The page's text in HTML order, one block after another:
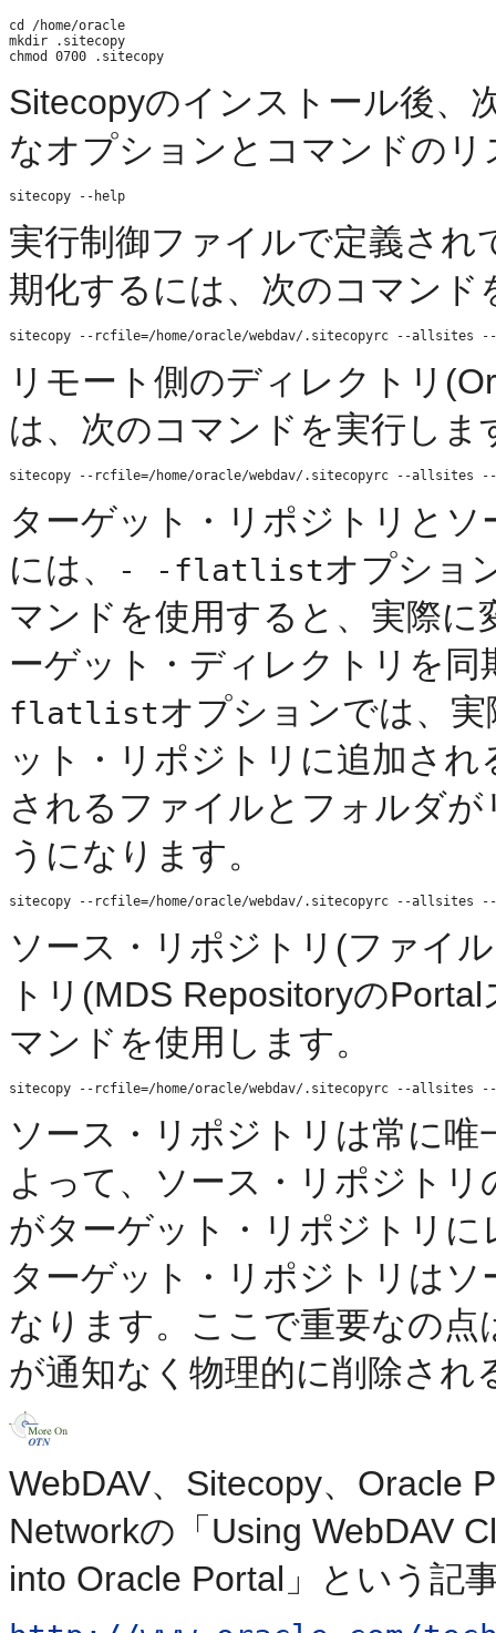
cd /home/oracle
mkdir .sitecopy
Sitecopyのインストール後、
なオプションとコマンドの
実行制御ファイルで定義さ
期化するには、次のコマンド
リモート側のディレクトリ
は、次のコマンドを実行しま
ターゲット・リポジトリと
には、
- -flatlistオプショ
マンドを使用すると、実際
ーゲット・ディレクトリを
flatlistオプションでは、
ット・リポジトリに追加さ
されるファイルとフォルダ
うになります。
ソース・リポジトリ(ファイ
トリ(MDS Repositoryの
マンドを使用します。
ソース・リポジトリは常に
よって、ソース・リポジト
がターゲット・リポジトリ
ターゲット・リポジトリは
なります。ここで重要なの
が通知なく物理的に削除され
WebDAV、Sitecopy、Oracle
Networkの「Using WebDAV
into Oracle Portal」という記